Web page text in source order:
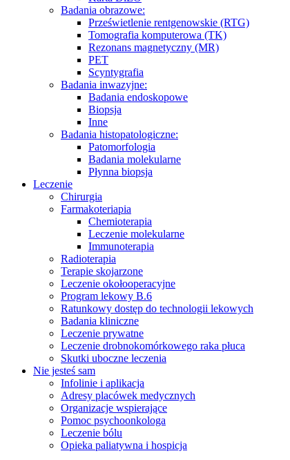
Badania obrazowe:
Prześwietlenie rentgenowskie (RTG)
Tomografia komputerowa (TK)
Rezonans magnetyczny (MR)
PET
Scyntygrafia
Badania inwazyjne:
Badania endoskopowe
Biopsja
Inne
Badania histopatologiczne:
Patomorfologia
Badania molekularne
Płynna biopsja
Leczenie
Chirurgia
Farmakoteriapia
Chemioterapia
Leczenie molekularne
Immunoterapia
Radioterapia
Terapie skojarzone
Leczenie okołooperacyjne
Program lekowy B.6
Ratunkowy dostęp do technologii lekowych
Badania kliniczne
Leczenie prywatne
Leczenie drobnokomórkowego raka płuca
Skutki uboczne leczenia
Nie jesteś sam
Infolinie i aplikacja
Adresy placówek medycznych
Organizacje wspierające
Pomoc psychoonkologa
Leczenie bólu
Opieka paliatywna i hospicja